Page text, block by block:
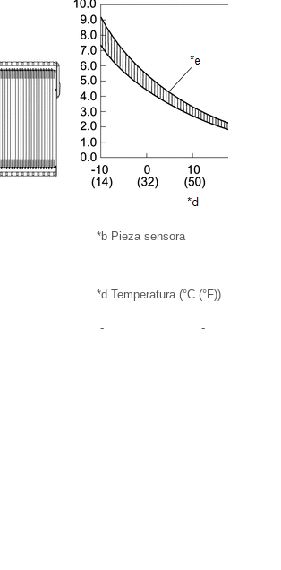
*b Pieza sensora
*d Temperatura (°C (°F))
- -